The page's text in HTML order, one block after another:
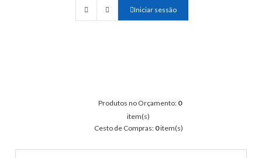
Iniciar sessão
Produtos no Orçamento: 0
item(s)
Cesto de Compras: 0item(s)